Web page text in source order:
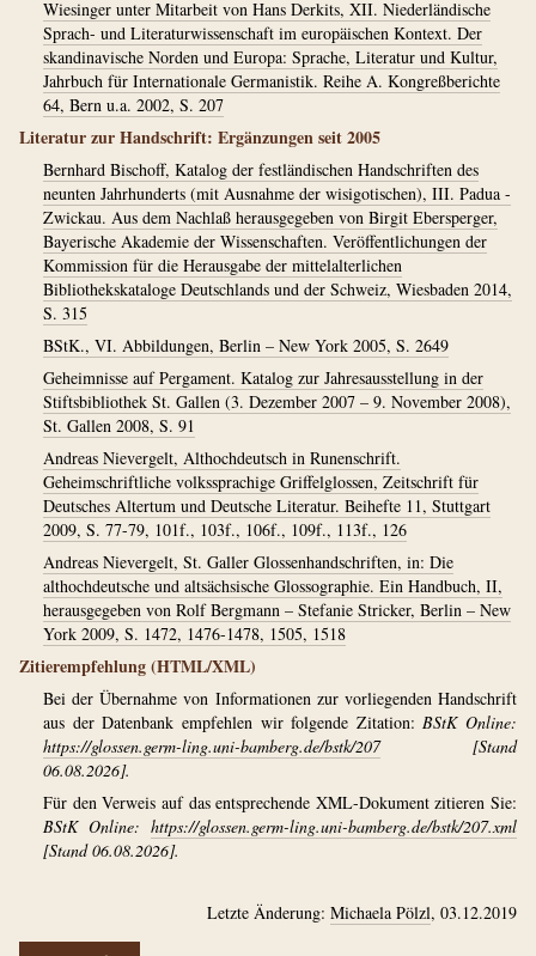
Wiesinger unter Mitarbeit von Hans Derkits, XII. Niederländische
Sprach- und Literaturwissenschaft im europäischen Kontext. Der
skandinavische Norden und Europa: Sprache, Literatur und Kultur,
Jahrbuch für Internationale Germanistik. Reihe A. Kongreßberichte
64, Bern u.a. 2002, S. 207
Literatur zur Handschrift: Ergänzungen seit 2005
Bernhard Bischoff, Katalog der festländischen Handschriften des
neunten Jahrhunderts (mit Ausnahme der wisigotischen), III. Padua -
Zwickau. Aus dem Nachlaß herausgegeben von Birgit Ebersperger,
Bayerische Akademie der Wissenschaften. Veröffentlichungen der
Kommission für die Herausgabe der mittelalterlichen
Bibliothekskataloge Deutschlands und der Schweiz, Wiesbaden 2014,
S. 315
BStK., VI. Abbildungen, Berlin – New York 2005, S. 2649
Geheimnisse auf Pergament. Katalog zur Jahresausstellung in der
Stiftsbibliothek St. Gallen (3. Dezember 2007 – 9. November 2008),
St. Gallen 2008, S. 91
Andreas Nievergelt, Althochdeutsch in Runenschrift.
Geheimschriftliche volkssprachige Griffelglossen, Zeitschrift für
Deutsches Altertum und Deutsche Literatur. Beihefte 11, Stuttgart
2009, S. 77-79, 101f., 103f., 106f., 109f., 113f., 126
Andreas Nievergelt, St. Galler Glossenhandschriften, in: Die
althochdeutsche und altsächsische Glossographie. Ein Handbuch, II,
herausgegeben von Rolf Bergmann – Stefanie Stricker, Berlin – New
York 2009, S. 1472, 1476-1478, 1505, 1518
Zitierempfehlung (HTML/XML)
Bei der Übernahme von Informationen zur vorliegenden Handschrift
aus der Datenbank empfehlen wir folgende Zitation:BStK Online:
https://glossen.germ-ling.uni-bamberg.de/bstk/207[Stand
06.08.2026].
Für den Verweis auf das entsprechende XML-Dokument zitieren Sie:
BStK Online: https://glossen.germ-ling.uni-bamberg.de/bstk/207.xml
[Stand 06.08.2026].
Letzte Änderung: Michaela Pölzl, 03.12.2019